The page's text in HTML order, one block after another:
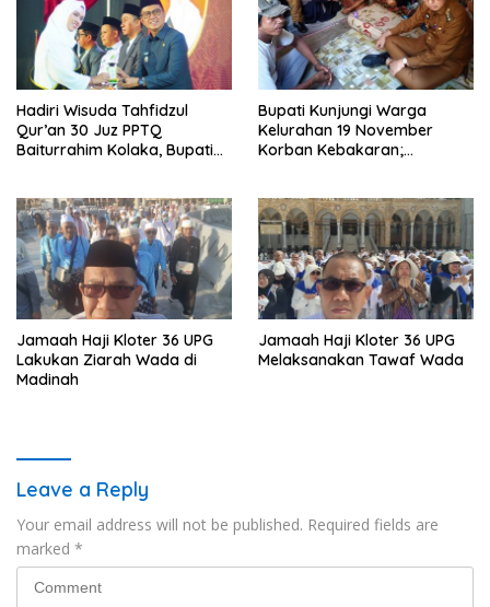
Hadiri Wisuda Tahfidzul
Qur’an 30 Juz PPTQ
Baiturrahim Kolaka, Bupati
Bupati Kunjungi Warga
Kelurahan 19 November
Korban Kebakaran;
Jamaah Haji Kloter 36 UPG
Lakukan Ziarah Wada di
Madinah
Jamaah Haji Kloter 36 UPG
Melaksanakan Tawaf Wada
Leave a Reply
Your email address will not be published. Required fields are
marked *